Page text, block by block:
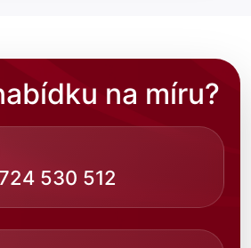
na míru?
530 512